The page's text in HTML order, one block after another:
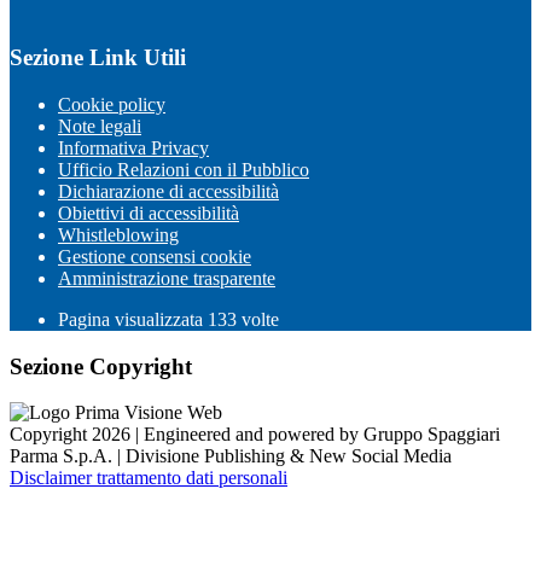
Sezione Link Utili
Cookie policy
Note legali
Informativa Privacy
Ufficio Relazioni con il Pubblico
Dichiarazione di accessibilità
Obiettivi di accessibilità
Whistleblowing
Gestione consensi cookie
Amministrazione trasparente
Pagina visualizzata 133 volte
Sezione Copyright
Copyright 2026 | Engineered and powered by Gruppo Spaggiari
Parma S.p.A. | Divisione Publishing & New Social Media
Disclaimer trattamento dati personali